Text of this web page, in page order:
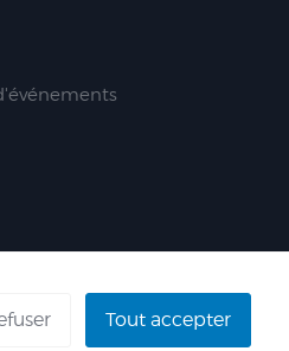
Tout accepter